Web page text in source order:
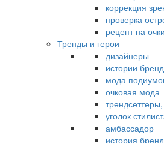
коррекция
проверка
рецепт на очки
Тренды и герои
дизайнеры
истории
мода
очковая мода
уголок
амбассадор
история